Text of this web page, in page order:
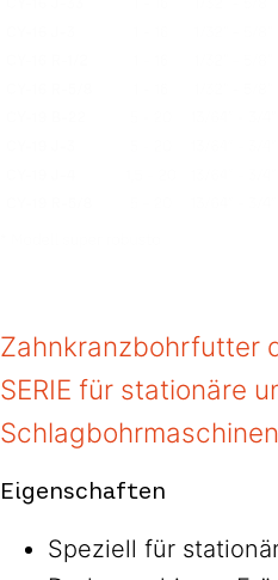
Zahnkranzbohrfutter
SERIE für stationäre
Schlagbohrmaschinen
Eigenschaften
Speziell für